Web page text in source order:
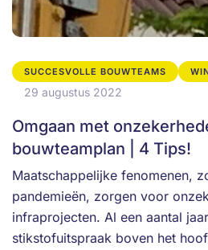
SUCCESVOLLE BOUWTEAMS
29 augustus 2022
Omgaan met
bouwteamplan | 4 Tips!
Maatschappelijke fenomenen,
pandemieën, zorgen voor
infraprojecten. Al een aantal
stikstofuitspraak boven het